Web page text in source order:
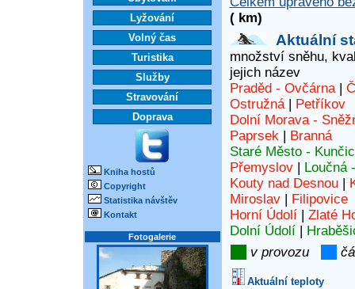
Lyžování
Volný čas
Turistika
Služby
Stravování
Doprava
Kniha hostů
Copyright
Statistika návštěv
Kontakt
Fotogalerie
( km)
Aktuální
množství sněhu,
jejich název
Praděd - Ovčárna|
Ostružná| Petříkov
Dolní Morava -
Paprsek| Branná
Staré Město -
Přemyslov| Loučná
Kouty nad Desnou|
Miroslav| Filipovice
Horní Údolí| Zlaté
Dolní Údolí|
v provozu
Aktuální teploty